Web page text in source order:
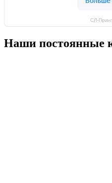
СЛ-
Наши постоянные